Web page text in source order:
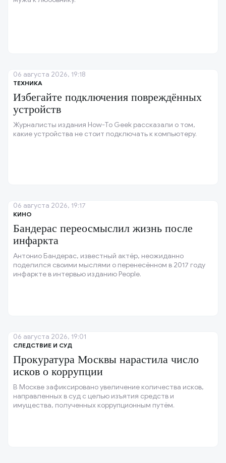
ТЕХНИКА
Избегайте подключения повреждённых
устройств
Журналисты издания How-To Geek рассказали о том,
какие устройства не стоит подключать к компьютеру.
06 августа 2026, 19:18
КИНО
Бандерас переосмыслил жизнь после
инфаркта
Антонио Бандерас, известный актёр, неожиданно
поделился своими мыслями о перенесённом в 2017 году
инфаркте в интервью изданию People.
06 августа 2026, 19:17
СЛЕДСТВИЕ И СУД
Прокуратура Москвы нарастила число
исков о коррупции
В Москве зафиксировано увеличение количества исков,
направленных в суд с целью изъятия средств и
имущества, полученных коррупционным путём.
06 августа 2026, 19:01